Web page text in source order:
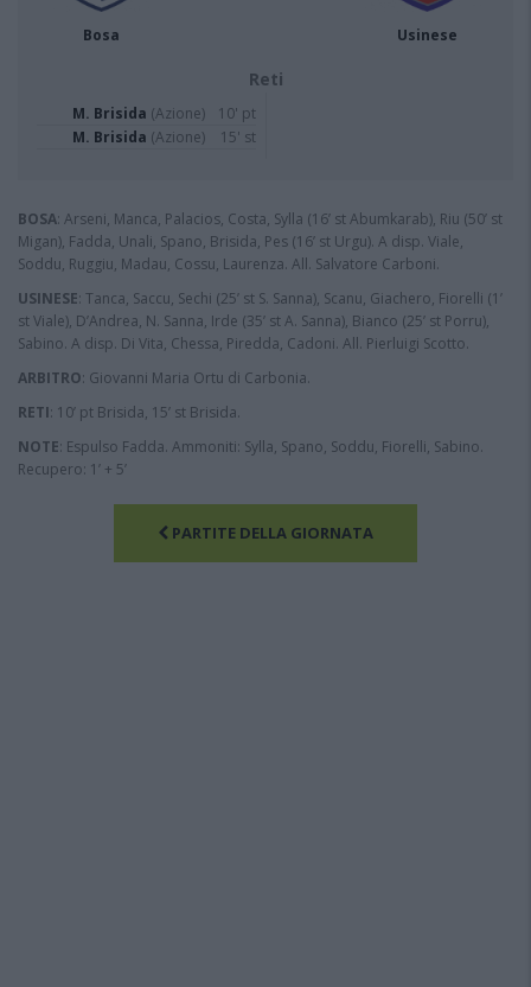
Bosa Usinese
Reti
M. Brisida (Azione)
10' pt
M. Brisida (Azione) 15' st
BOSA: Arseni, Manca, Palacios, Costa, Sylla (16’ st Abumkarab), Riu (50’ st
Migan), Fadda, Unali, Spano, Brisida, Pes (16’ st Urgu). A disp. Viale,
Soddu, Ruggiu, Madau, Cossu, Laurenza. All. Salvatore Carboni.
USINESE: Tanca, Saccu, Sechi (25’ st S. Sanna), Scanu, Giachero, Fiorelli (1’
st Viale), D’Andrea, N. Sanna, Irde (35’ st A. Sanna), Bianco (25’ st Porru),
Sabino. A disp. Di Vita, Chessa, Piredda, Cadoni. All. Pierluigi Scotto.
ARBITRO: Giovanni Maria Ortu di Carbonia.
RETI: 10’ pt Brisida, 15’ st Brisida.
NOTE: Espulso Fadda. Ammoniti: Sylla, Spano, Soddu, Fiorelli, Sabino.
Recupero: 1’ + 5’
PARTITE DELLA GIORNATA